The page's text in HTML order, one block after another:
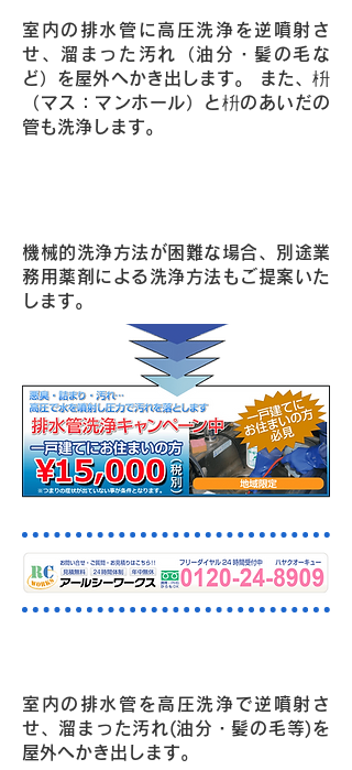
室内の排水管に高圧洗浄を逆噴射さ
せ、溜まった汚れ（油分・髪の毛な
ど）を屋外へかき出します。 また、枡
（マス：マンホール）と枡のあいだの
管も洗浄します。
機械的洗浄方法が困難な場合、別途業
務用薬剤による洗浄方法もご提案いた
します。
室内の排水管を高圧洗浄で逆噴射さ
せ、溜まった汚れ(油分・髪の毛等)を
屋外へかき出します。